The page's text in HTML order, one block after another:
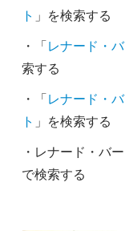
ト 」を検索する
・「 レナード・
索する
・「 レナード・
ト 」を検索する
・レナード・バ
で検索する